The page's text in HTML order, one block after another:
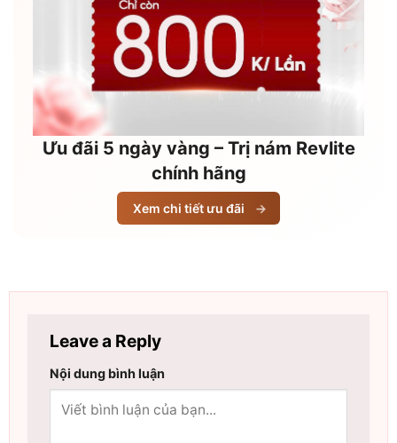
Ưu đãi 5 ngày vàng – Trị nám Revlite
chính hãng
Xem chi tiết ưu đãi →
Leave a Reply
Nội dung bình luận